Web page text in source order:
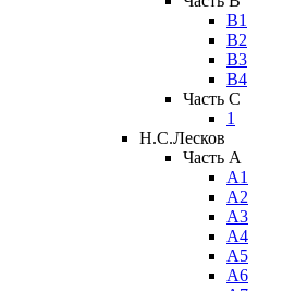
В1
В2
В3
В4
Часть C
1
Н.С.Лесков
Часть A
А1
А2
А3
А4
А5
А6